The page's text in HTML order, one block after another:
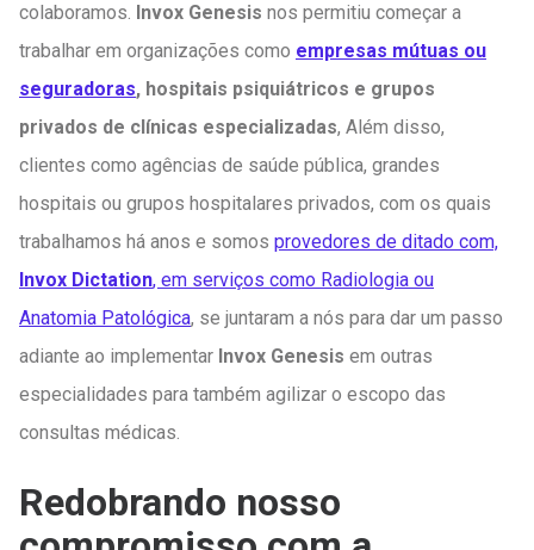
colaboramos. Invox Genesis nos permitiu começar a
trabalhar em organizações como empresas mútuas ou
seguradoras, hospitais psiquiátricos e grupos
privados de clínicas especializadas, Além disso,
clientes como agências de saúde pública, grandes
hospitais ou grupos hospitalares privados, com os quais
trabalhamos há anos e somos provedores de ditado com,
Invox Dictation, em serviços como Radiologia ou
Anatomia Patológica, se juntaram a nós para dar um passo
adiante ao implementar Invox Genesis em outras
especialidades para também agilizar o escopo das
consultas médicas.
Redobrando nosso